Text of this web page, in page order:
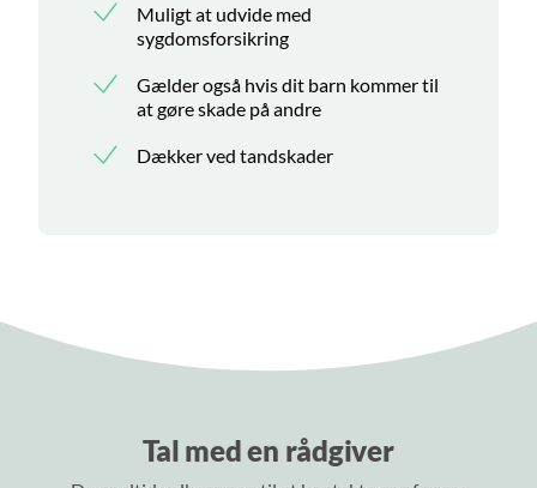
Muligt at udvide med
sygdomsforsikring
Gælder også hvis dit barn kommer til
at gøre skade på andre
Dækker ved tandskader
Tal med en rådgiver